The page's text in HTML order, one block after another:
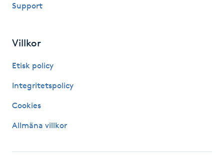
Kiropraktik
Klangmassage
Klippning
Klippning & Slingor
Klippning ungdom
Support
Villkor
Etisk policy
Integritetspolicy
Cookies
Allmäna villkor